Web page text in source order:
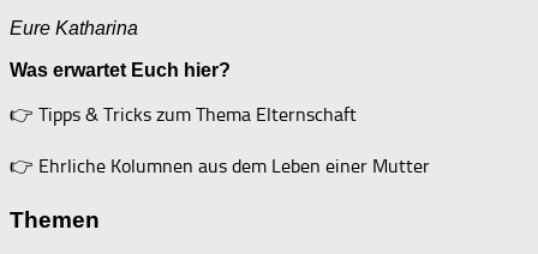
Eure Katharina
Was erwartet Euch hier?
👉 Tipps & Tricks zum Thema Elternschaft
👉 Ehrliche Kolumnen aus dem Leben einer Mutter
Themen